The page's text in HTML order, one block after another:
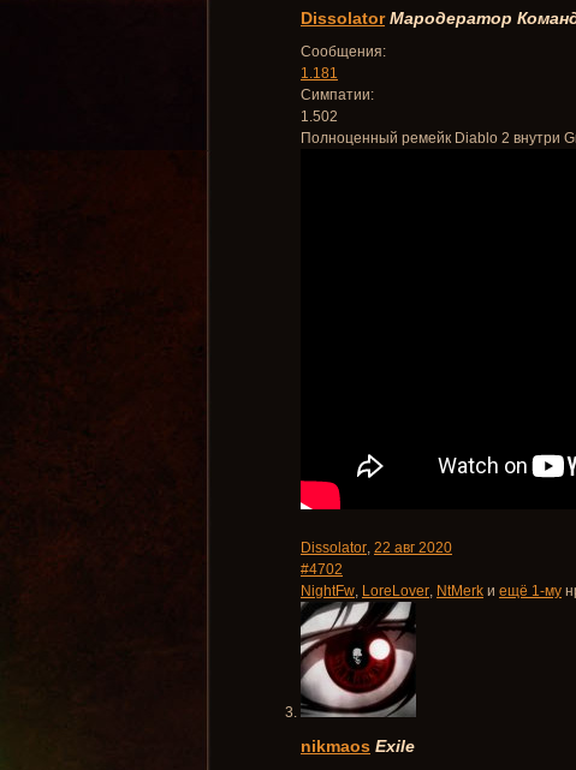
Dissolator Мародератор
Сообщения:
1.181
Симпатии:
1.502
Полноценный ремейк Diablo 2 внутри
Dissolator, 22 авг 2020
#4702
NightFw, LoreLover, NtMerk и ещё 1-му
nikmaos Exile